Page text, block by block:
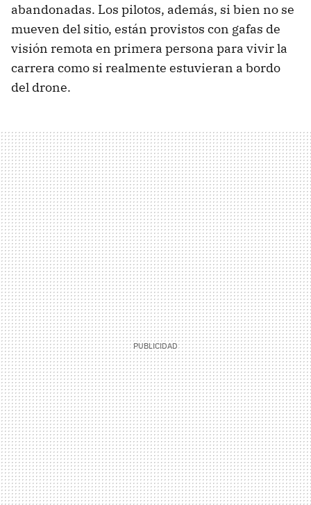
abandonadas. Los pilotos, además, si bien no se
mueven del sitio, están provistos con gafas de
visión remota en primera persona para vivir la
carrera como si realmente estuvieran a bordo
del drone.